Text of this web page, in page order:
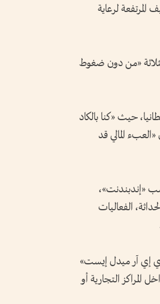
لرعاية
«من دون ضغوط
حيث «كنا بالكاد
المالي قد
«إندبندنت»،
الفعاليات
إي آر ميدل إيست»
المراكز التجارية أو